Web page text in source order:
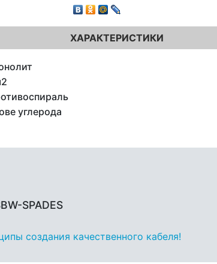
ХАРАКТЕРИСТИКИ
углерода
SPADES
создания качественного кабеля!